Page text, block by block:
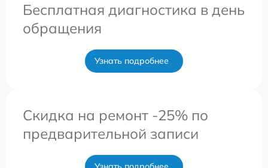
Бесплатная диагностика в день
обращения
Узнать подробнее
Скидка на ремонт -25% по
предварительной записи